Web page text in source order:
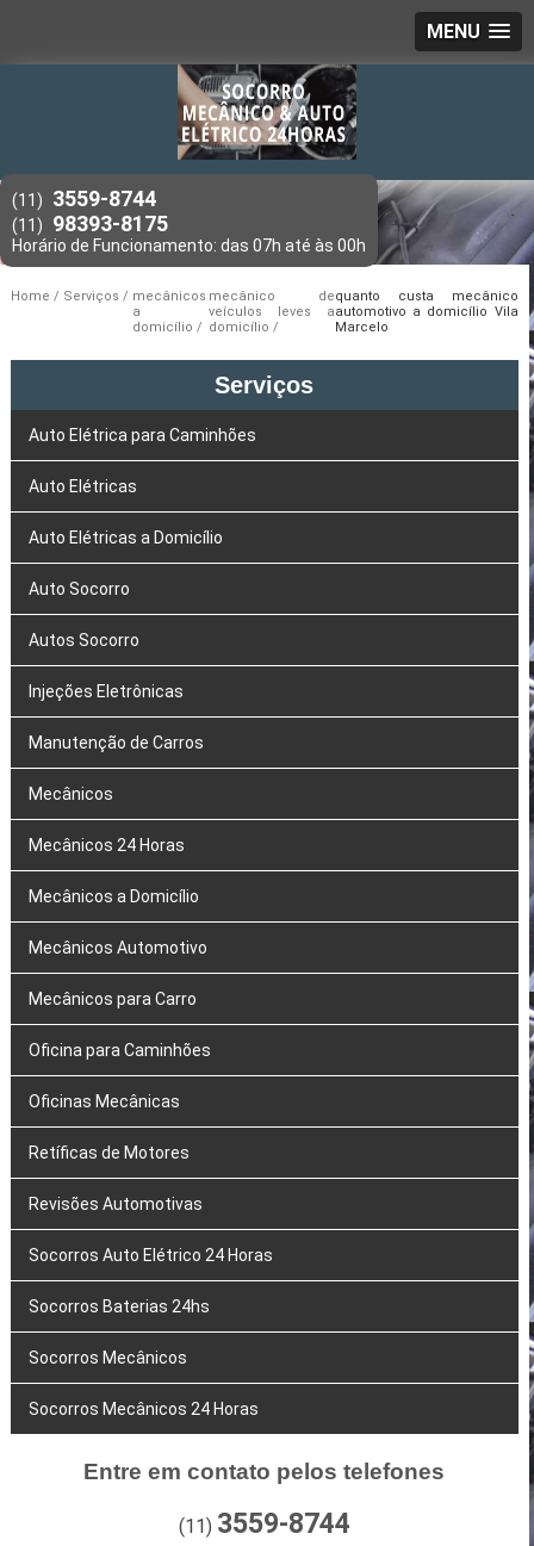
MENU
(11) 3559-8744
(11) 98393-8175
Home Serviços
mecânicos
a
domicílio
mecânico de
veículos leves a
domicílio
quanto custa mecânico
automotivo a domicílio Vila
Marcelo
Serviços
Auto Elétrica para Caminhões
Auto Elétricas
Auto Elétricas a Domicílio
Auto Socorro
Autos Socorro
Injeções Eletrônicas
Manutenção de Carros
Mecânicos
Mecânicos 24 Horas
Mecânicos a Domicílio
Mecânicos Automotivo
Mecânicos para Carro
Oficina para Caminhões
Oficinas Mecânicas
Retíficas de Motores
Revisões Automotivas
Socorros Auto Elétrico 24 Horas
Socorros Baterias 24hs
Socorros Mecânicos
Socorros Mecânicos 24 Horas
Entre em contato pelos telefones
(11) 3559-8744